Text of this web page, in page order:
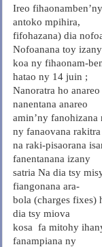
Ireo
antoko mpihira,
fifohazana) dia
Nofoanana toy izany
koa ny fihaonam-
hatao ny 14 juin ;
Nanoratra ho
nanentana anareo
amin’ny
ny fanaovana rakitra
na raki-pisaorana
fanentanana izany
satria Na dia tsy
fiangonana ara-
bola (charges fixes)
dia tsy miova
kosa fa mitohy
fanampiana ny